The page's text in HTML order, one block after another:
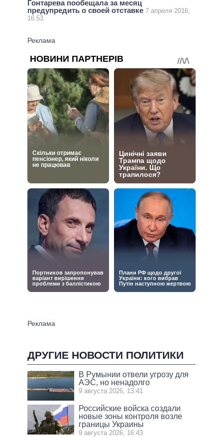
Гонтарева пообещала за месяц
предупредить о своей отставке 7 апреля 2016,
16:53
ДРУГИЕ НОВОСТИ ПОЛИТИКИ
В Румынии отвели угрозу для
АЭС, но ненадолго
9 августа 2026, 13:41
Российские войска создали
новые зоны контроля возле
границы Украины
9 августа 2026, 16:43